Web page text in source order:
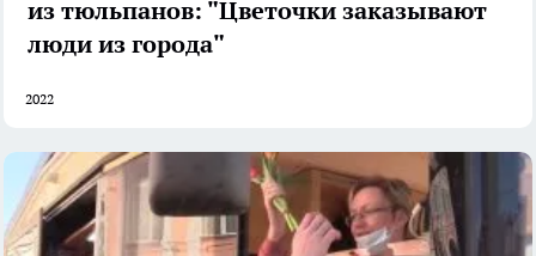
из тюльпанов: "Цветочки заказывают
люди из города"
2022